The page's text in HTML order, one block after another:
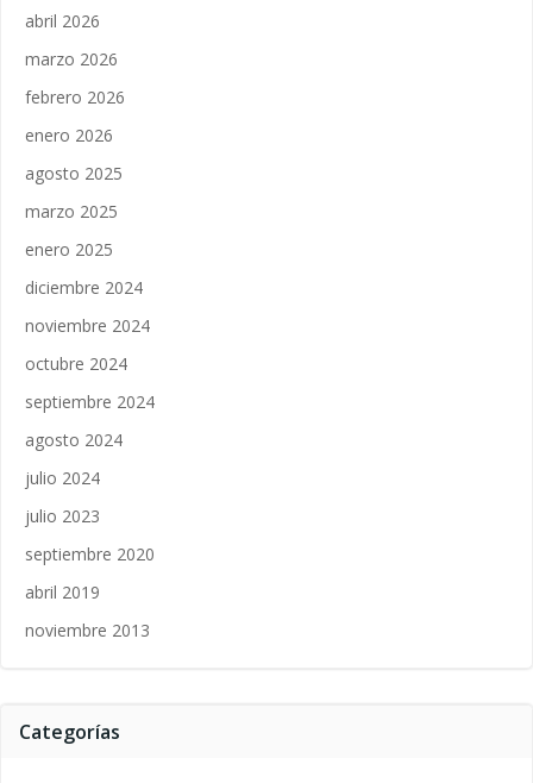
abril 2026
marzo 2026
febrero 2026
enero 2026
agosto 2025
marzo 2025
enero 2025
diciembre 2024
noviembre 2024
octubre 2024
septiembre 2024
agosto 2024
julio 2024
julio 2023
septiembre 2020
abril 2019
noviembre 2013
Categorías